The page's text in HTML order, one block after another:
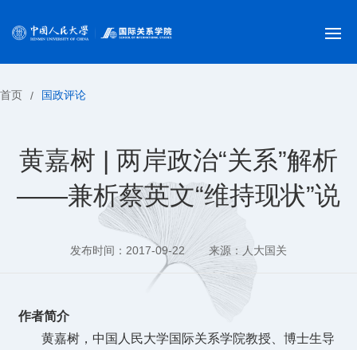
首页 / 国政评论
黄嘉树 | 两岸政治“关系”解析
——兼析蔡英文“维持现状”说
发布时间：2017-09-22 来源：人大国关
作者简介
黄嘉树，中国人民大学国际关系学院教授、博士生导